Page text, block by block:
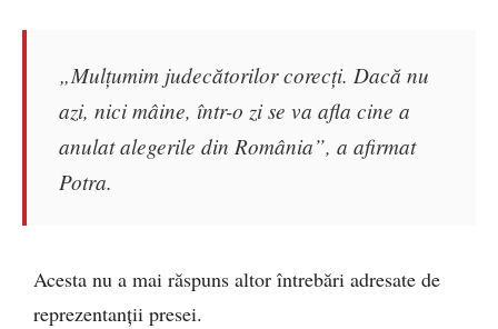
„Mulțumim judecătorilor corecți. Dacă nu
azi, nici mâine, într-o zi se va afla cine a
anulat alegerile din România”, a afirmat
Potra.
Acesta nu a mai răspuns altor întrebări adresate de
reprezentanții presei.